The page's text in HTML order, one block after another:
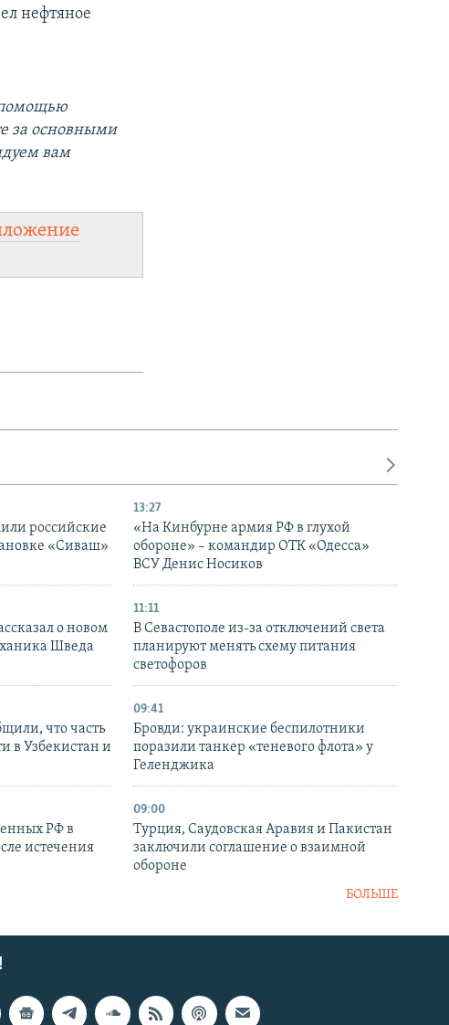
нефтяное
помощью
за основными
вам
российские
«Сиваш»
13:27
«На Кинбурне армия РФ в глухой
обороне» – командир ОТК «Одесса»
ВСУ Денис Носиков
о новом
Шведа
11:11
В Севастополе из-за отключений света
планируют менять схему питания
светофоров
что часть
в Узбекистан и
09:41
Бровди: украинские беспилотники
поразили танкер «теневого флота» у
Геленджика
РФ в
истечения
09:00
Турция, Саудовская Аравия и Пакистан
заключили соглашение о взаимной
обороне
БОЛЬШЕ